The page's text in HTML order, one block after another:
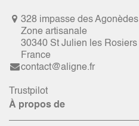
328 impasse des Agonèdes
Zone artisanale
30340 St Julien les Rosiers
France
contact@aligne.fr
Trustpilot
À propos de